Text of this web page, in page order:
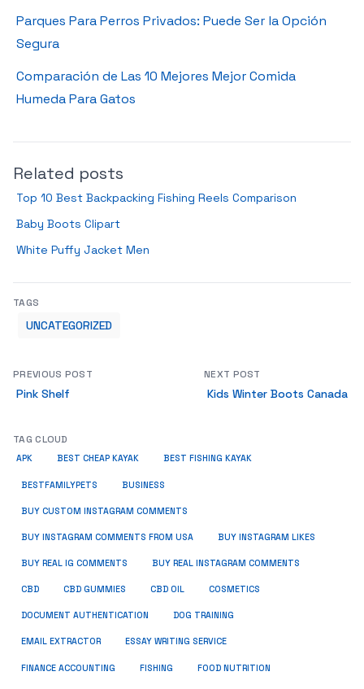
Parques Para Perros Privados: Puede Ser la Opción
Segura
Comparación de Las 10 Mejores Mejor Comida
Humeda Para Gatos
Related posts
Top 10 Best Backpacking Fishing Reels Comparison
Baby Boots Clipart
White Puffy Jacket Men
TAGS
UNCATEGORIZED
PREVIOUS POST
Pink Shelf
NEXT POST
Kids Winter Boots Canada
TAG CLOUD
APK BEST CHEAP KAYAK BEST FISHING KAYAK
BESTFAMILYPETS BUSINESS
BUY CUSTOM INSTAGRAM COMMENTS
BUY INSTAGRAM COMMENTS FROM USA BUY INSTAGRAM LIKES
BUY REAL IG COMMENTS BUY REAL INSTAGRAM COMMENTS
CBD CBD GUMMIES CBD OIL COSMETICS
DOCUMENT AUTHENTICATION DOG TRAINING
EMAIL EXTRACTOR ESSAY WRITING SERVICE
FINANCE ACCOUNTING FISHING FOOD NUTRITION